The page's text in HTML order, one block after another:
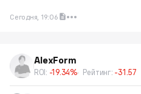
Сегодня, 19:06
AlexForm
ROI: -19.34% Рейтинг: -31.57